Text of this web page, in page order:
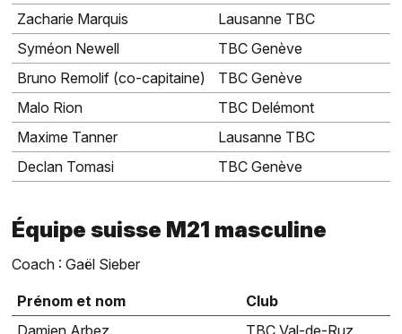
Zacharie Marquis
Lausanne TBC
Syméon Newell
TBC Genève
Bruno Remolif (co-capitaine)
TBC Genève
Malo Rion
TBC Delémont
Maxime Tanner
Lausanne TBC
Declan Tomasi
TBC Genève
Équipe suisse M21 masculine
Coach : Gaël Sieber
Prénom et nom
Club